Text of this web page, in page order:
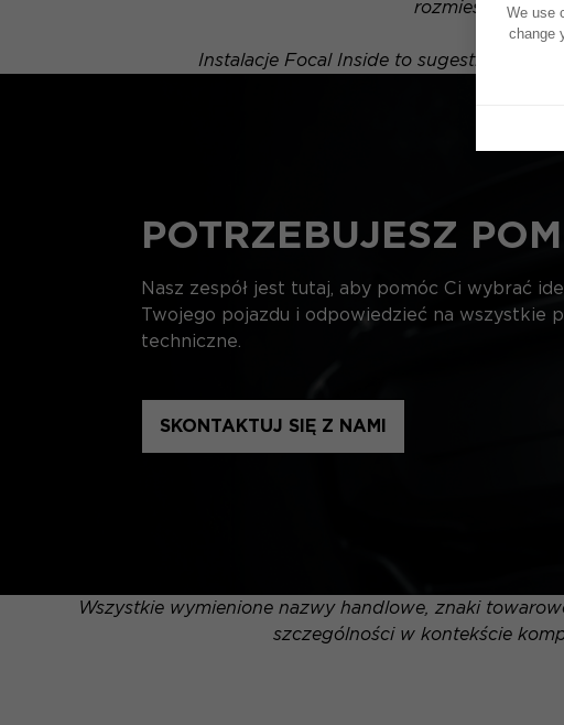
rozmieszczenie
Instalacje Focal Inside to sugestie
POTRZEBUJESZ
Nasz zespół jest tutaj, aby pomóc Ci wybrać
Twojego pojazdu i odpowiedzieć na wszystkie
techniczne.
SKONTAKTUJ SIĘ Z NAMI
Wszystkie wymienione nazwy handlowe, znaki
szczególności w kontekście